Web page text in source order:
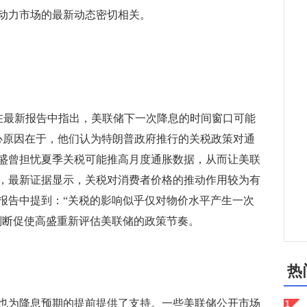
市场的最新动态密切相关。
报告中指出，美联储下一次降息的时间窗口可能
因在于，他们认为特朗普政府推行的关税政策对通
曾担忧夏季关税可能推高月度通胀数据，从而让美联
最新证据显示，关税对消费者价格的推动作用较为有
告中提到：“关税的影响似乎仅对物价水平产生一次
促使高盛重新评估美联储的政策节奏。
息预期的提前提供了支持。一些美联储公开市场
热